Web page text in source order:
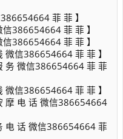
菲 菲 】
386654664 菲 菲 】
386654664 菲 菲 】
微信386654664 菲 菲 】
务 微信386654664 菲 菲
微信386654664 菲 菲 】
摩 电 话 微信386654664
电 话 微信386654664 菲